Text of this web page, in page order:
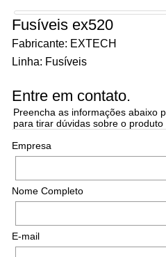
Fusíveis ex520
Fabricante: EXTECH
Linha: Fusíveis
Entre em contato.
Preencha as informações abaixo
para tirar dúvidas sobre o produto
Empresa
Nome Completo
E-mail